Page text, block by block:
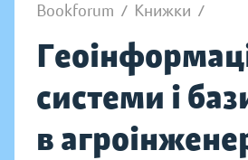
Bookforum / Книжки /
системи і
в